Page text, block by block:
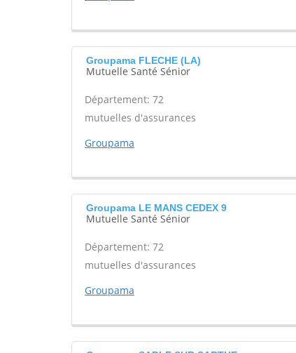
Groupama FLECHE (LA)
Mutuelle Santé Sénior
Département: 72
mutuelles d'assurances
Groupama
Groupama LE MANS CEDEX 9
Mutuelle Santé Sénior
Département: 72
mutuelles d'assurances
Groupama